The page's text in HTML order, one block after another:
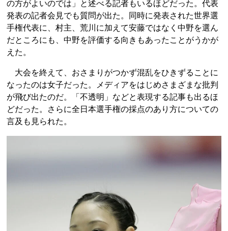
の方がよいのでは」と述べる記者もいるほどだった。代表
発表の記者会見でも質問が出た。同時に発表された世界選
手権代表に、村主、荒川に加えて安藤ではなく中野を選ん
だところにも、中野を評価する向きもあったことがうかが
えた。
大会を終えて、おさまりがつかず混乱をひきずることに
なったのは女子だった。メディアをはじめさまざまな批判
が飛び出たのだ。「不透明」などと表現する記事も出るほ
どだった。さらに全日本選手権の採点のあり方についての
言及も見られた。